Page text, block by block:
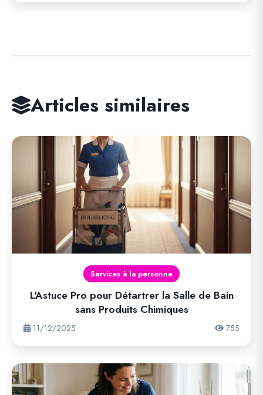
Articles similaires
Services à la personne
L'Astuce Pro pour Détartrer la Salle de Bain
sans Produits Chimiques
11/12/2025 755